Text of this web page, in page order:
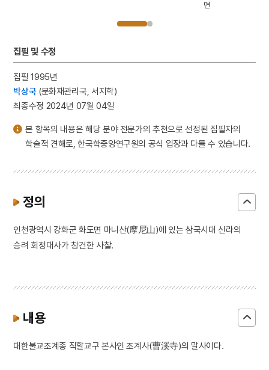
면
집필 및 수정
집필 1995년
박상국 (문화재관리국, 서지학)
최종수정 2024년 07월 04일
본 항목의 내용은 해당 분야 전문가의 추천으로 선정된 집필자의
학술적 견해로, 한국학중앙연구원의 공식 입장과 다를 수 있습니다.
정의
인천광역시 강화군 화도면 마니산(摩尼山)에 있는 삼국시대 신라의
승려 회정대사가 창건한 사찰.
내용
대한불교조계종 직할교구 본사인 조계사(曹溪寺)의 말사이다.